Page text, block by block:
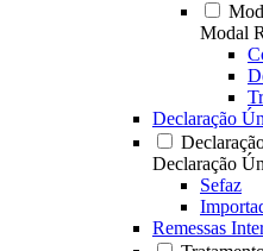
Modal
Declaração
Declaração
Sefaz
Remessas